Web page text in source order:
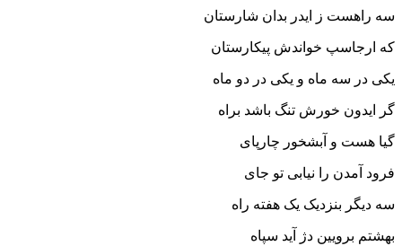
سه راهست ز ایدر بدان شارستان
که ارجاسپ خواندش پیکارستان‏
یکى در سه ماه و یکى در دو ماه
گر ایدون خورش تنگ باشد براه‏
گیا هست و آبشخور چارپاى
فرود آمدن را نیابى تو جاى‏
سه دیگر بنزدیک یک هفته راه
بهشتم برویین دژ آید سپاه‏